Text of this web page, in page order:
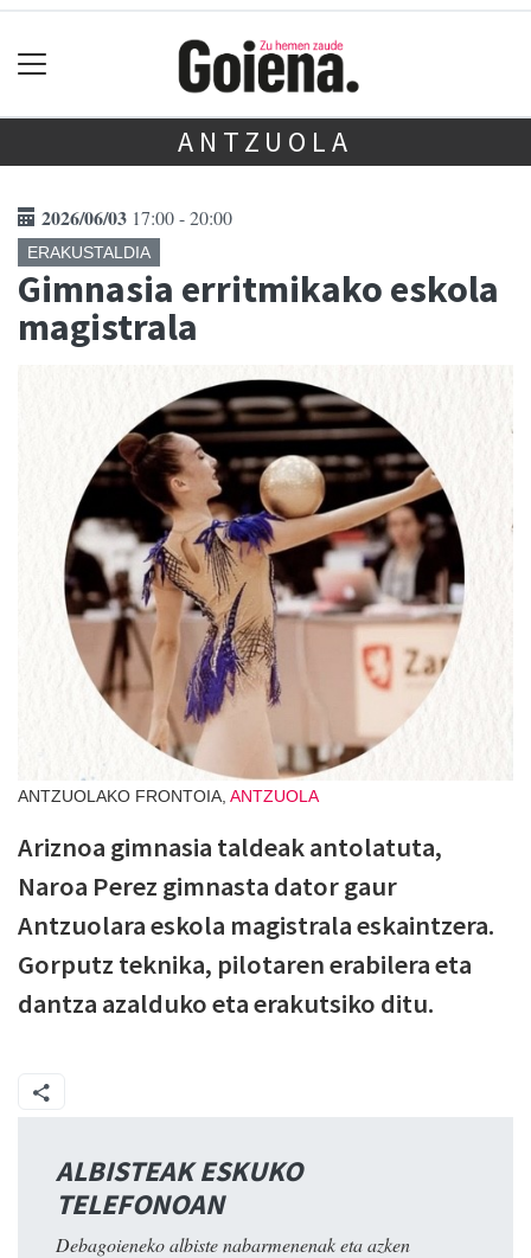
ANTZUOLA
2026/06/03 17:00 - 20:00
ERAKUSTALDIA
Gimnasia erritmikako eskola
magistrala
ANTZUOLAKO FRONTOIA, ANTZUOLA
Ariznoa gimnasia taldeak antolatuta,
Naroa Perez gimnasta dator gaur
Antzuolara eskola magistrala eskaintzera.
Gorputz teknika, pilotaren erabilera eta
dantza azalduko eta erakutsiko ditu.
ALBISTEAK ESKUKO
TELEFONOAN
Debagoieneko albiste nabarmenenak eta azken